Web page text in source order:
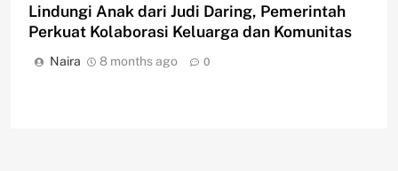
Lindungi Anak dari Judi Daring, Pemerintah
Perkuat Kolaborasi Keluarga dan Komunitas
Naira 8 months ago 0